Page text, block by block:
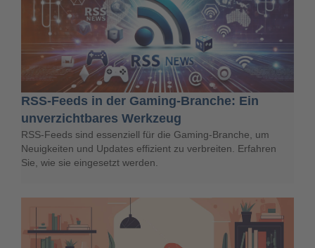
RSS-Feeds in der Gaming-Branche: Ein
unverzichtbares Werkzeug
RSS-Feeds sind essenziell für die Gaming-Branche, um
Neuigkeiten und Updates effizient zu verbreiten. Erfahren
Sie, wie sie eingesetzt werden.